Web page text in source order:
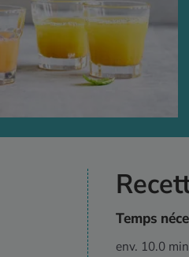
Temps
env. 10.0